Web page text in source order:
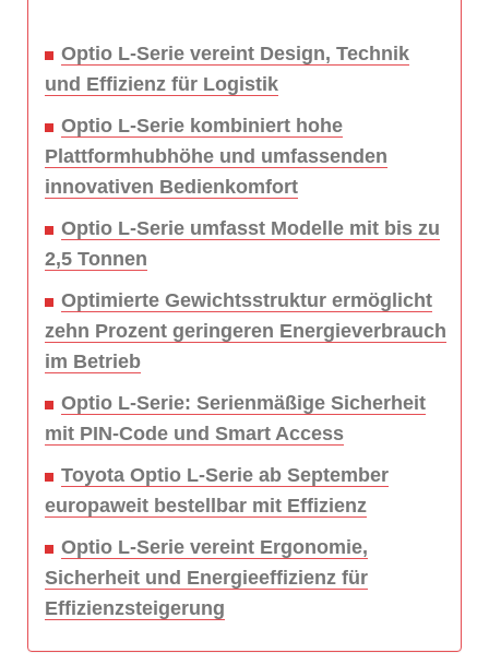
Optio L-Serie vereint Design, Technik
und Effizienz für Logistik
Optio L-Serie kombiniert hohe
Plattformhubhöhe und umfassenden
innovativen Bedienkomfort
Optio L-Serie umfasst Modelle mit bis zu
2,5 Tonnen
Optimierte Gewichtsstruktur ermöglicht
zehn Prozent geringeren Energieverbrauch
im Betrieb
Optio L-Serie: Serienmäßige Sicherheit
mit PIN-Code und Smart Access
Toyota Optio L-Serie ab September
europaweit bestellbar mit Effizienz
Optio L-Serie vereint Ergonomie,
Sicherheit und Energieeffizienz für
Effizienzsteigerung